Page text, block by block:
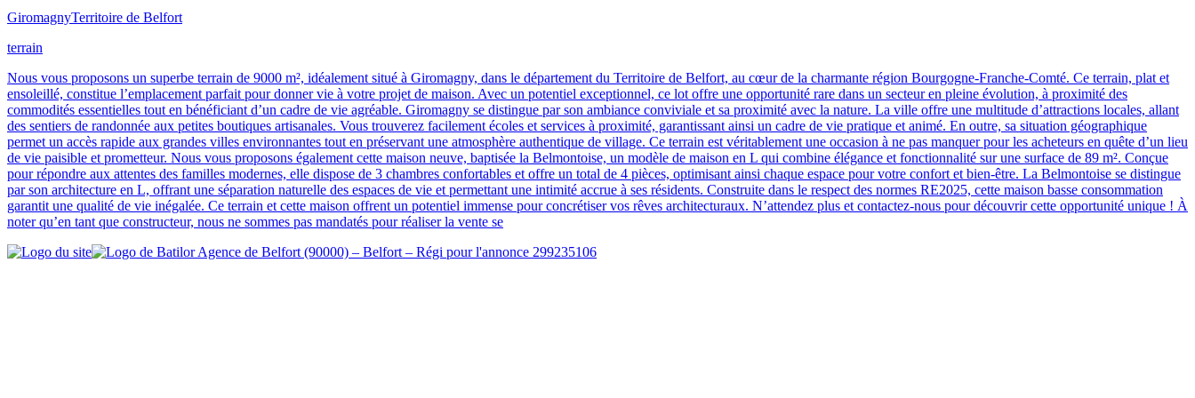
GiromagnyTerritoire de Belfort
terrain
Nous vous proposons un superbe terrain de 9000 m², idéalement situé à Giromagny, dans le département du Territoire de Belfort, au cœur de la charmante région Bourgogne-Franche-Comté. Ce terrain, plat et
ensoleillé, constitue l’emplacement parfait pour donner vie à votre projet de maison. Avec un potentiel exceptionnel, ce lot offre une opportunité rare dans un secteur en pleine évolution, à proximité des
commodités essentielles tout en bénéficiant d’un cadre de vie agréable. Giromagny se distingue par son ambiance conviviale et sa proximité avec la nature. La ville offre une multitude d’attractions locales, allant
des sentiers de randonnée aux petites boutiques artisanales. Vous trouverez facilement écoles et services à proximité, garantissant ainsi un cadre de vie pratique et animé. En outre, sa situation géographique
permet un accès rapide aux grandes villes environnantes tout en préservant une atmosphère authentique de village. Ce terrain est véritablement une occasion à ne pas manquer pour les acheteurs en quête d’un lieu
de vie paisible et prometteur. Nous vous proposons également cette maison neuve, baptisée la Belmontoise, un modèle de maison en L qui combine élégance et fonctionnalité sur une surface de 89 m². Conçue
pour répondre aux attentes des familles modernes, elle dispose de 3 chambres confortables et offre un total de 4 pièces, optimisant ainsi chaque espace pour votre confort et bien-être. La Belmontoise se distingue
par son architecture en L, offrant une séparation naturelle des espaces de vie et permettant une intimité accrue à ses résidents. Construite dans le respect des normes RE2025, cette maison basse consommation
garantit une qualité de vie inégalée. Ce terrain et cette maison offrent un potentiel immense pour concrétiser vos rêves architecturaux. N’attendez plus et contactez-nous pour découvrir cette opportunité unique ! À
noter qu’en tant que constructeur, nous ne sommes pas mandatés pour réaliser la vente se